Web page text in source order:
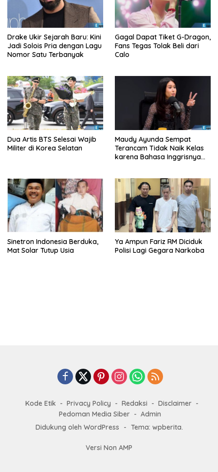
Drake Ukir Sejarah Baru: Kini
Jadi Solois Pria dengan Lagu
Nomor Satu Terbanyak
Gagal Dapat Tiket G-Dragon,
Fans Tegas Tolak Beli dari
Calo
Dua Artis BTS Selesai Wajib
Militer di Korea Selatan
Maudy Ayunda Sempat
Terancam Tidak Naik Kelas
karena Bahasa Inggrisnya
Sinetron Indonesia Berduka,
Mat Solar Tutup Usia
Ya Ampun Fariz RM Diciduk
Polisi Lagi Gegara Narkoba
Kode Etik Privacy Policy Redaksi
Disclaimer
Pedoman Media Siber
Admin
Didukung oleh WordPress
- Tema: wpberita.
Versi Non AMP